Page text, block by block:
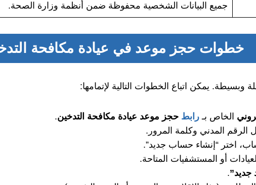
جميع البيانات الشخصية محفوظة ضمن أنظمة وزارة الصحة.
خطواتحجز موعد في عيادة مكافحة
وبسيطة. يمكن اتباع الخطوات التالية لإتمامها:
الخاص بـ رابط حجز موعد عيادة مكافحة التدخين.
الرقم المدني وكلمة المرور.
اختر “إنشاء حساب جديد”.
أو المستشفيات المتاحة.
.